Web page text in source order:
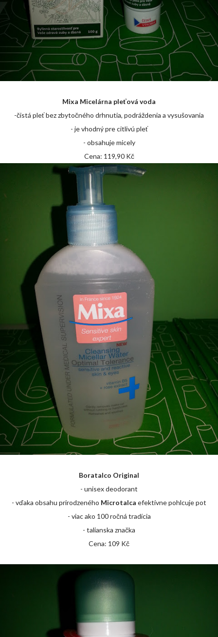
Mixa Micelárna pleťová voda
-čistá pleť bez zbytočného drhnutia, podráždenia a vysušovania
- je vhodný pre citlivú pleť
- obsahuje micely
Cena: 119,90 Kč
Boratalco Original
- unisex deodorant
- vďaka obsahu prirodzeného Microtalca efektívne pohlcuje pot
- viac ako 100 ročná tradícia
- talianska značka
Cena: 109 Kč